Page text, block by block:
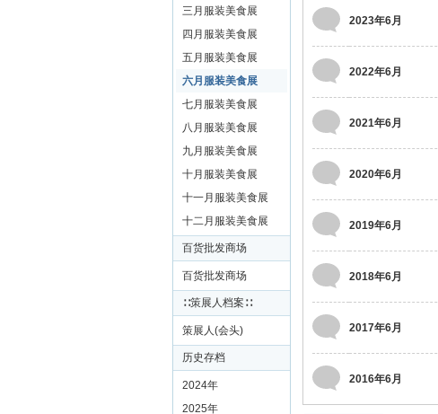
石
展
销
会
三月服装美食展
四月服装美食展
五月服装美食展
六月服装美食展
七月服装美食展
八月服装美食展
九月服装美食展
十月服装美食展
十一月服装美食展
十二月服装美食展
百货批发商场
百货批发商场
∷策展人档案∷
策展人(会头)
历史存档
2024年
2025年
2023年6月
2022年6月
2021年6月
2020年6月
2019年6月
2018年6月
2017年6月
2016年6月